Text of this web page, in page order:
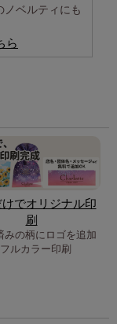
ノベルティにも
ら
でオリジナル印
刷
みの柄にロゴを追加
ルカラー印刷